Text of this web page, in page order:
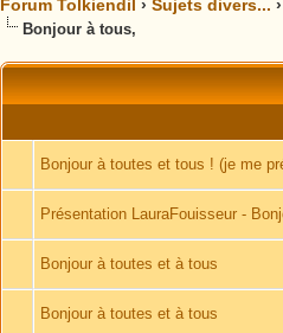
Forum Tolkiendil ›Sujets divers... ›
Bonjour à tous,
Bonjour à toutes et tous ! (je me
Présentation LauraFouisseur -
Bonjour à toutes et à tous
Bonjour à toutes et à tous